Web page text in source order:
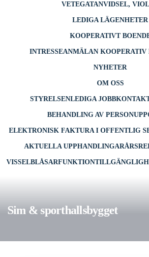
VETEGATANVIDSEL,
LEDIGA LÄGENHETER
KOOPERATIVT
INTRESSEANMÄLAN KOOPERATIV
NYHETER
OM OSS
STYRELSENLEDIGA JOBB
BEHANDLING AV
ELEKTRONISK FAKTURA I OFFENTLIG
AKTUELLA UPPHANDLINGAR
VISSELBLÅSARFUNKTION
Sim & sporthallsbygget